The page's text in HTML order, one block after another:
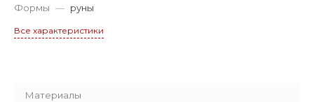
Формы — руны
Все характеристики
Материалы